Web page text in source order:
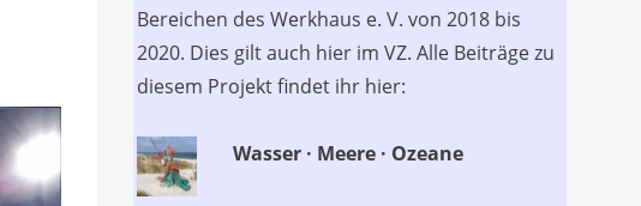
Bereichen des Werkhaus e. V. von 2018 bis
2020. Dies gilt auch hier im VZ. Alle Beiträge zu
diesem Projekt findet ihr hier:
Wasser · Meere · Ozeane